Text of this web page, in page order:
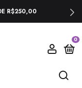
R$250,00
0